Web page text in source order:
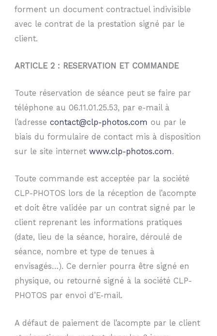
forment un document contractuel indivisible
avec le contrat de la prestation signé par le
client.
ARTICLE 2 : RESERVATION ET COMMANDE
Toute réservation de séance peut se faire par
téléphone au 06.11.01.25.53, par e-mail à
l’adresse contact@clp-photos.com ou par le
biais du formulaire de contact mis à disposition
sur le site internet www.clp-photos.com.
Toute commande est acceptée par la société
CLP-PHOTOS lors de la réception de l’acompte
et doit être validée par un contrat signé par le
client reprenant les informations pratiques
(date, lieu de la séance, horaire, déroulé de
séance, nombre et type de tenues à
envisagés…). Ce dernier pourra être signé en
physique, ou retourné signé à la société CLP-
PHOTOS par envoi d’E-mail.
A défaut de paiement de l’acompte par le client